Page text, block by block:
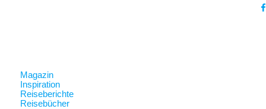
Magazin
Inspiration
Reiseberichte
Reisebücher